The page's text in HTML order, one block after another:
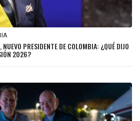
NUEVO PRESIDENTE DE COLOMBIA: ¿QUÉ DIJO
2026?